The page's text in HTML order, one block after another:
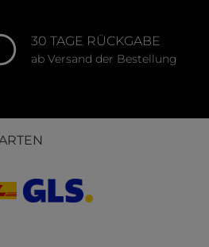
30 TAGE RÜCKGABE
ab Versand der Bestellung